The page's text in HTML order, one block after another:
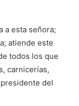
a esta señora;
atiende este
todos los que
carnicerías,
del